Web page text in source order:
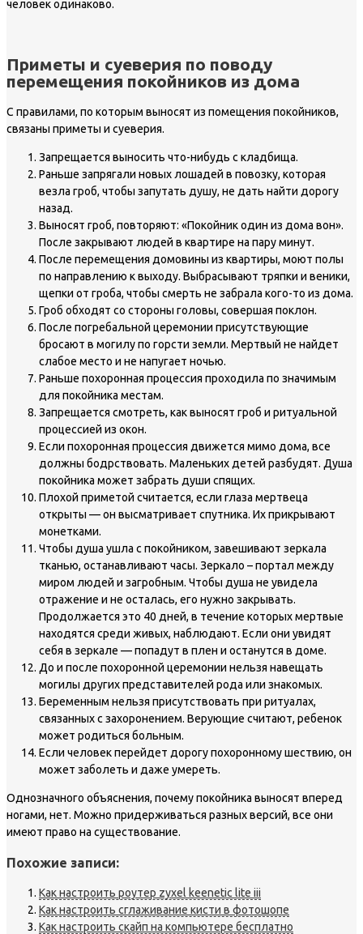
человек одинаково.
Приметы и суеверия по поводу
перемещения покойников из дома
С правилами, по которым выносят из помещения покойников,
связаны приметы и суеверия.
Запрещается выносить что-нибудь с кладбища.
Раньше запрягали новых лошадей в повозку, которая
везла гроб, чтобы запутать душу, не дать найти дорогу
назад.
Выносят гроб, повторяют: «Покойник один из дома вон».
После закрывают людей в квартире на пару минут.
После перемещения домовины из квартиры, моют полы
по направлению к выходу. Выбрасывают тряпки и веники,
щепки от гроба, чтобы смерть не забрала кого-то из дома.
Гроб обходят со стороны головы, совершая поклон.
После погребальной церемонии присутствующие
бросают в могилу по горсти земли. Мертвый не найдет
слабое место и не напугает ночью.
Раньше похоронная процессия проходила по значимым
для покойника местам.
Запрещается смотреть, как выносят гроб и ритуальной
процессией из окон.
Если похоронная процессия движется мимо дома, все
должны бодрствовать. Маленьких детей разбудят. Душа
покойника может забрать души спящих.
Плохой приметой считается, если глаза мертвеца
открыты — он высматривает спутника. Их прикрывают
монетками.
Чтобы душа ушла с покойником, завешивают зеркала
тканью, останавливают часы. Зеркало – портал между
миром людей и загробным. Чтобы душа не увидела
отражение и не осталась, его нужно закрывать.
Продолжается это 40 дней, в течение которых мертвые
находятся среди живых, наблюдают. Если они увидят
себя в зеркале — попадут в плен и останутся в доме.
До и после похоронной церемонии нельзя навещать
могилы других представителей рода или знакомых.
Беременным нельзя присутствовать при ритуалах,
связанных с захоронением. Верующие считают, ребенок
может родиться больным.
Если человек перейдет дорогу похоронному шествию, он
может заболеть и даже умереть.
Однозначного объяснения, почему покойника выносят вперед
ногами, нет. Можно придерживаться разных версий, все они
имеют право на существование.
Похожие записи:
Как настроить роутер zyxel keenetic lite iii
Как настроить сглаживание кисти в фотошопе
Как настроить скайп на компьютере бесплатно